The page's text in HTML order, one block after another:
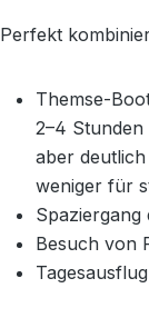
Perfekt
Themse-
2–4
aber
weniger für
Besuch von